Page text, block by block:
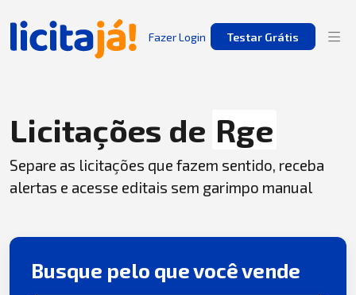
Fazer Login Testar Grátis
Licitações de Rge
Separe as licitações que fazem sentido, receba
alertas e acesse editais sem garimpo manual
Busque pelo que você vende